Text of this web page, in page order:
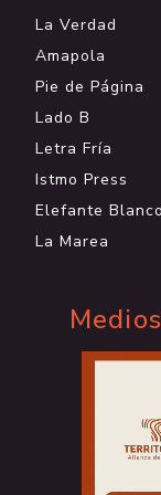
La Verdad
Amapola
Pie de Página
Lado B
Letra Fría
Istmo Press
Elefante Blanco
La Marea